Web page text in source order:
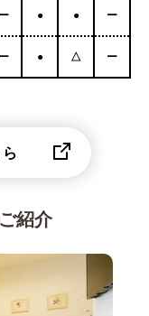
ー ● ● ー
ー ● △ ー
紹介